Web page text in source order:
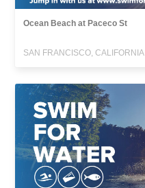
Ocean Beach at Paceco St
SAN FRANCISCO, CALIFORNIA